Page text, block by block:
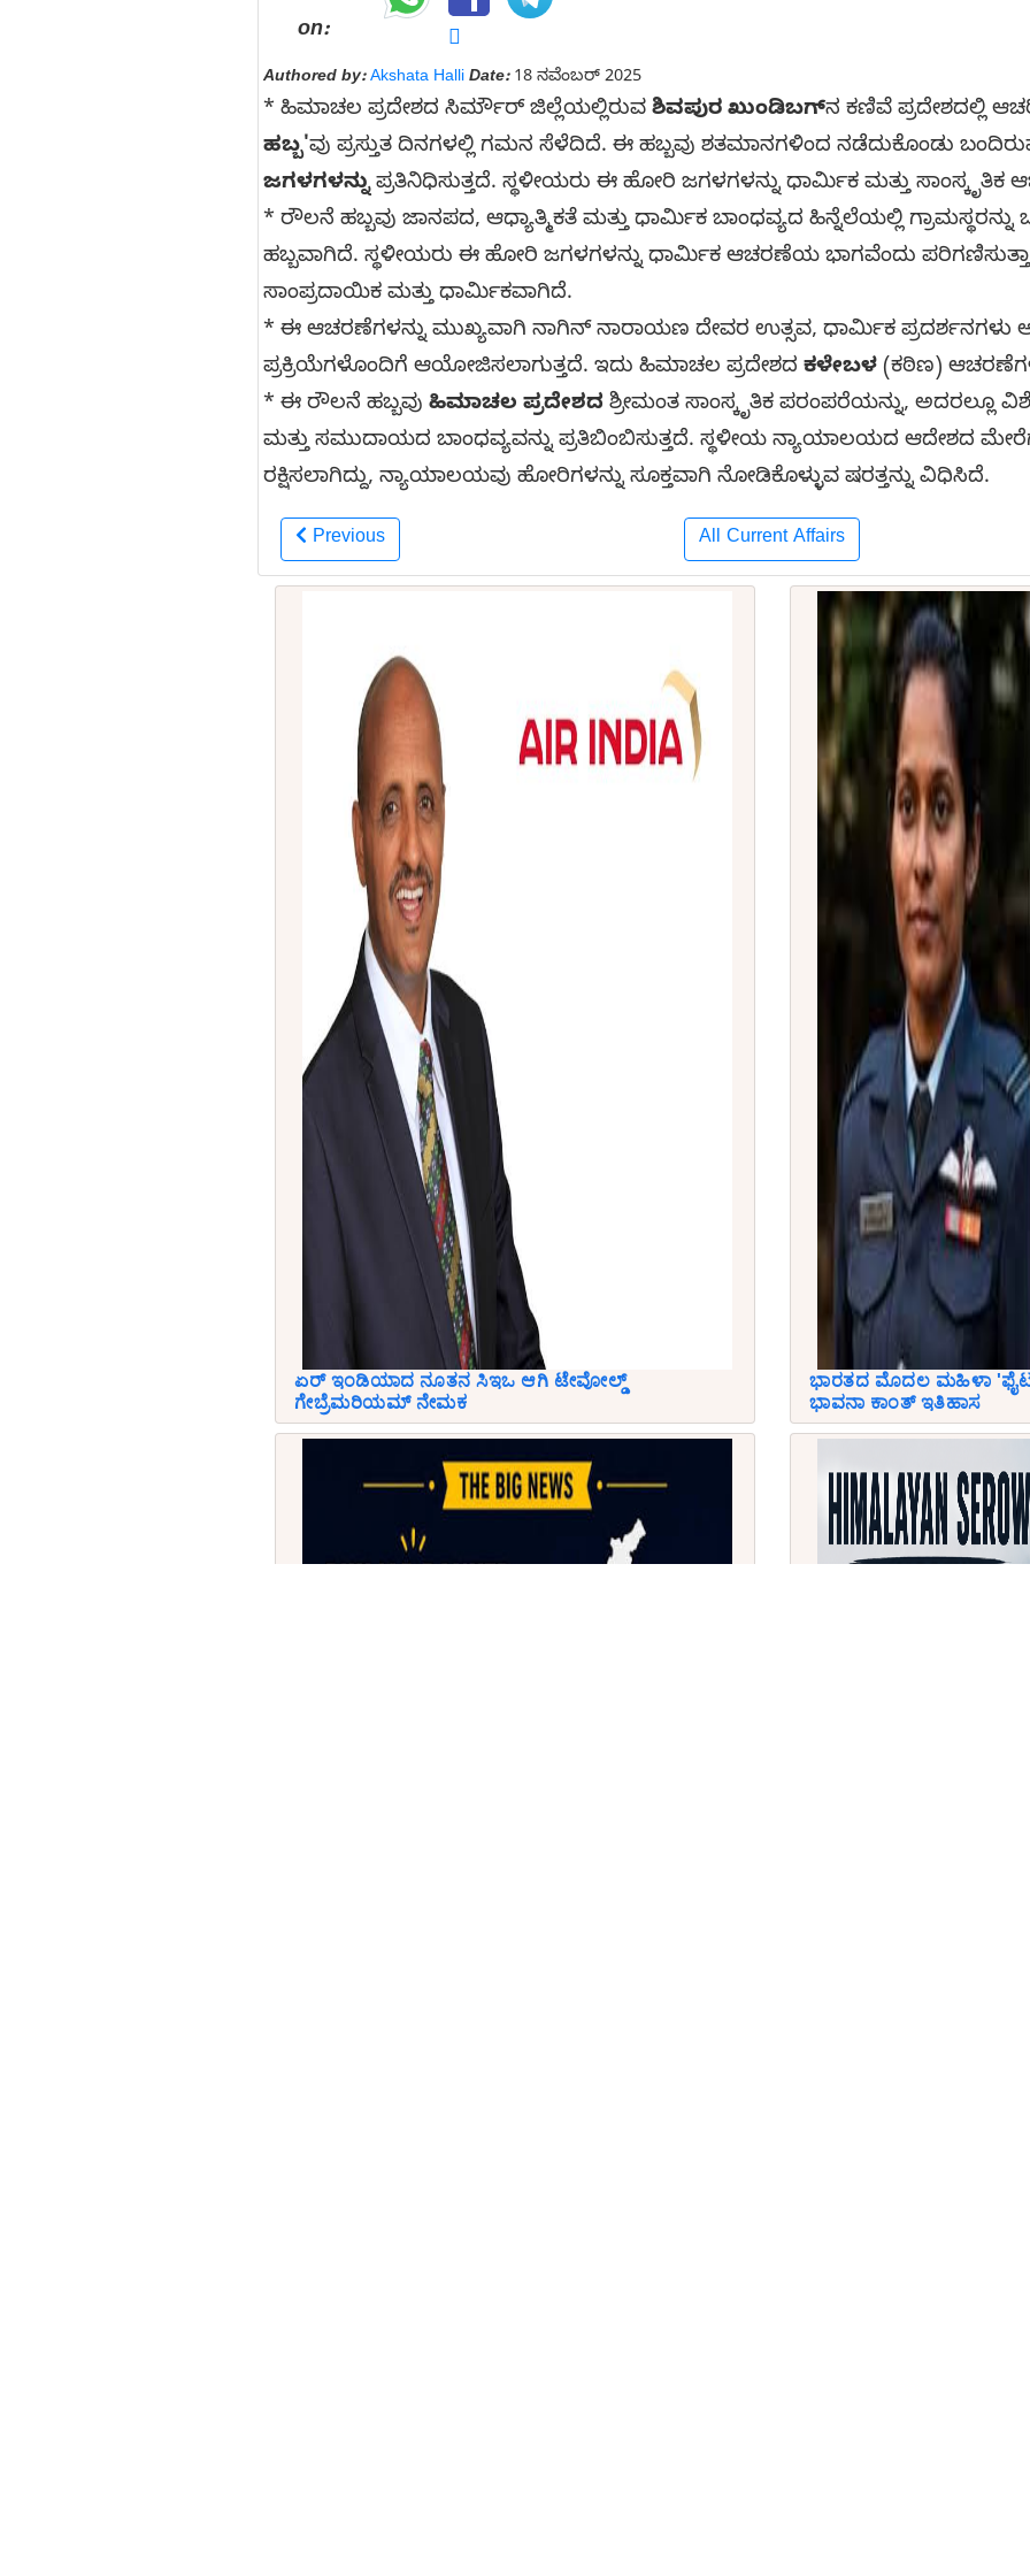
on:
Authored by: Akshata Halli Date:18 ನವೆಂಬರ್ 2025
* ಹಿಮಾಚಲ ಪ್ರದೇಶದ ಸಿರ್ಮೌರ್ ಜಿಲ್ಲೆಯಲ್ಲಿರುವ ಶಿವಪುರ ಖುಂಡಿಬಗ್‌ನ ಕಣಿವೆ ಪ್ರದೇಶದಲ್ಲಿ
ಹಬ್ಬ'ವು ಪ್ರಸ್ತುತ ದಿನಗಳಲ್ಲಿ ಗಮನ ಸೆಳೆದಿದೆ. ಈ ಹಬ್ಬವು ಶತಮಾನಗಳಿಂದ ನಡೆದುಕೊಂಡು
ಜಗಳಗಳನ್ನುಪ್ರತಿನಿಧಿಸುತ್ತದೆ. ಸ್ಥಳೀಯರು ಈ ಹೋರಿ ಜಗಳಗಳನ್ನು ಧಾರ್ಮಿಕ ಮತ್ತು
* ರೌಲನೆ ಹಬ್ಬವು ಜಾನಪದ, ಆಧ್ಯಾತ್ಮಿಕತೆ ಮತ್ತು ಧಾರ್ಮಿಕ ಬಾಂಧವ್ಯದ ಹಿನ್ನೆಲೆಯಲ್ಲಿ ಗ್ರಾಮಸ್ಥರನ್ನು
ಹಬ್ಬವಾಗಿದೆ. ಸ್ಥಳೀಯರು ಈ ಹೋರಿ ಜಗಳಗಳನ್ನು ಧಾರ್ಮಿಕ ಆಚರಣೆಯ ಭಾಗವೆಂದು
ಸಾಂಪ್ರದಾಯಿಕ ಮತ್ತು ಧಾರ್ಮಿಕವಾಗಿದೆ.
* ಈ ಆಚರಣೆಗಳನ್ನು ಮುಖ್ಯವಾಗಿ ನಾಗಿನ್ ನಾರಾಯಣ ದೇವರ ಉತ್ಸವ, ಧಾರ್ಮಿಕ ಪ್ರದರ್ಶನಗಳು
ಪ್ರಕ್ರಿಯೆಗಳೊಂದಿಗೆ ಆಯೋಜಿಸಲಾಗುತ್ತದೆ. ಇದು ಹಿಮಾಚಲ ಪ್ರದೇಶದ ಕಳೇಬಳ (ಕಠಿಣ)
* ಈ ರೌಲನೆ ಹಬ್ಬವು ಹಿಮಾಚಲ ಪ್ರದೇಶದ ಶ್ರೀಮಂತ ಸಾಂಸ್ಕೃತಿಕ ಪರಂಪರೆಯನ್ನು, ಅದರಲ್ಲೂ
ಮತ್ತು ಸಮುದಾಯದ ಬಾಂಧವ್ಯವನ್ನು ಪ್ರತಿಬಿಂಬಿಸುತ್ತದೆ. ಸ್ಥಳೀಯ ನ್ಯಾಯಾಲಯದ ಆದೇಶದ
ರಕ್ಷಿಸಲಾಗಿದ್ದು, ನ್ಯಾಯಾಲಯವು ಹೋರಿಗಳನ್ನು ಸೂಕ್ತವಾಗಿ ನೋಡಿಕೊಳ್ಳುವ ಷರತ್ತನ್ನು ವಿಧಿಸಿದೆ.
Previous All Current Affairs
ಏರ್ ಇಂಡಿಯಾದ ನೂತನ ಸಿಇಒ ಆಗಿ ಟೇವೋಲ್ಡ್
ಗೇಬ್ರೆಮರಿಯಮ್ ನೇಮಕ
ಭಾರತದ ಮೊದಲ ಮಹಿಳಾ
ಭಾವನಾ ಕಾಂತ್ ಇತಿಹಾಸ